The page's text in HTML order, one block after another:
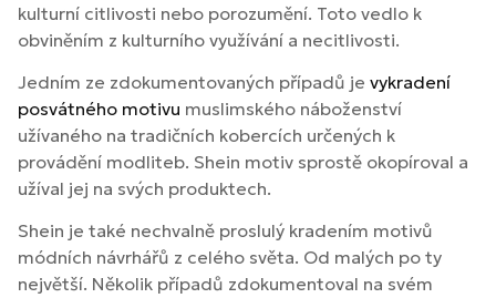
kulturní citlivosti nebo porozumění. Toto vedlo k
obviněním z kulturního využívání a necitlivosti.
Jedním ze zdokumentovaných případů je vykradení
posvátného motivu muslimského náboženství
užívaného na tradičních kobercích určených k
provádění modliteb. Shein motiv sprostě okopíroval a
užíval jej na svých produktech.
Shein je také nechvalně proslulý kradením motivů
módních návrhářů z celého světa. Od malých po ty
největší. Několik případů zdokumentoval na svém